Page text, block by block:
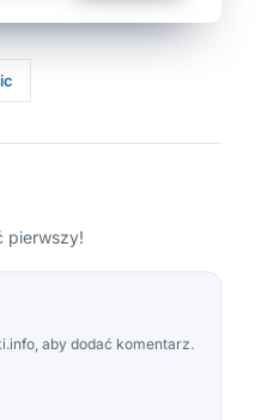
pierwszy!
aby dodać komentarz.